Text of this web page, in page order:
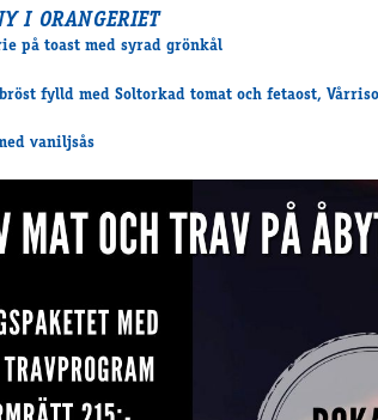
I ORANGERIET
på toast med syrad grönkål
fylld med Soltorkad tomat och fetaost,
vaniljsås